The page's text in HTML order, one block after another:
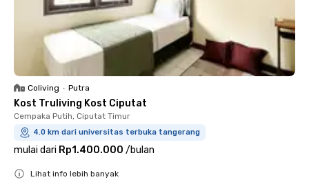
Coliving • Putra
Kost Truliving Kost Ciputat
Cempaka Putih, Ciputat Timur
4.0 km dari universitas terbuka tangerang
mulai dari Rp1.400.000 /bulan
Lihat info lebih banyak